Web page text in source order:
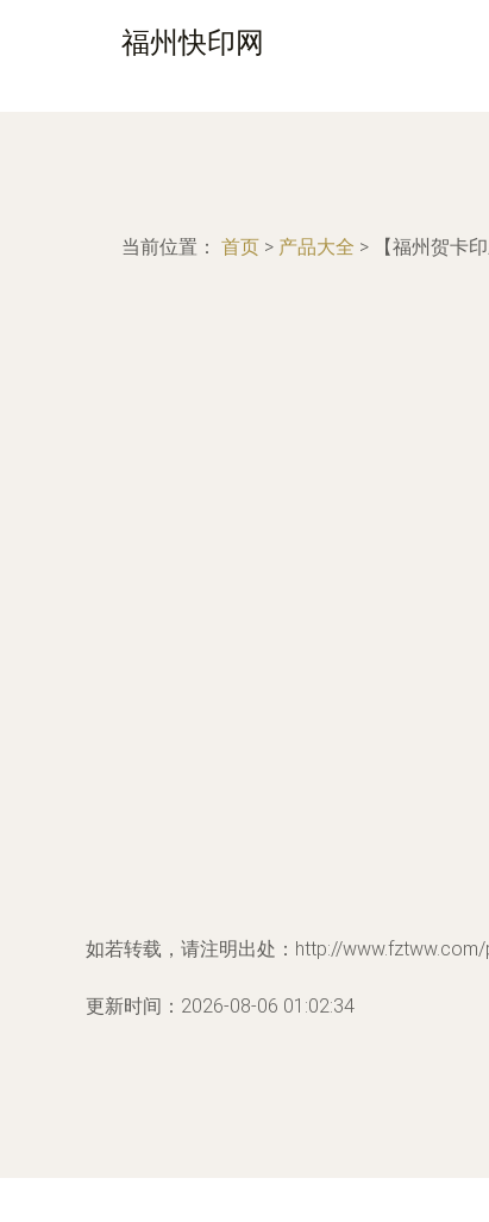
福州快印网
当前位置： 首页 > 产品大全 > 【福州贺卡
如若转载，请注明出处：http://
更新时间：2026-08-06 01:02:34